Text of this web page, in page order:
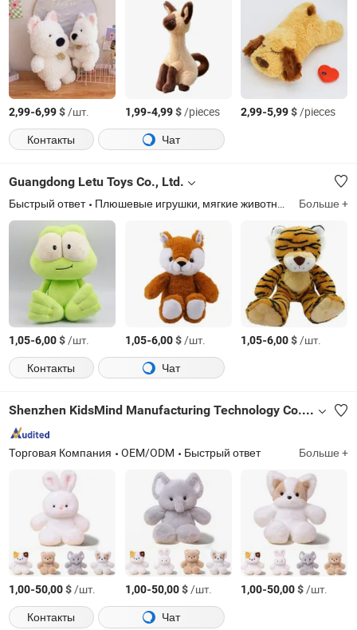
2,99-6,99$/шт. 1,99-4,99$/pieces 2,99-5,99$/pieces
Контакты
Чат
Guangdong Letu Toys Co., Ltd.
Быстрый ответ Плюшевые игрушки, мягкие животные, индивидуальные плюшевые игрушки, OEM / ODM плюш, плюшевые брелоки, плюшевые рекламные подарки, плюшевые подушки, мягкие игрушки Больше +
1,05-6,00$/шт. 1,05-6,00$/шт. 1,05-6,00$/шт.
Контакты
Чат
Shenzhen KidsMind Manufacturing Technology Co., Ltd.
Торговая Компания OEM/ODM Быстрый ответ Больше +
1,00-50,00$/шт. 1,00-50,00$/шт. 1,00-50,00$/шт.
Контакты
Чат